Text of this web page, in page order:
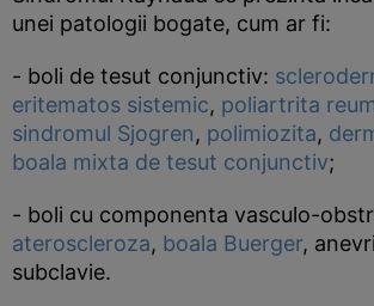
unei patologii bogate, cum ar fi:
- boli de tesut conjunctiv:
eritematos sistemic, poliartrita
sindromul Sjogren, polimiozita,
boala mixta de tesut conjunctiv;
- boli cu componenta vasculo-
ateroscleroza, boala Buerger,
subclavie.